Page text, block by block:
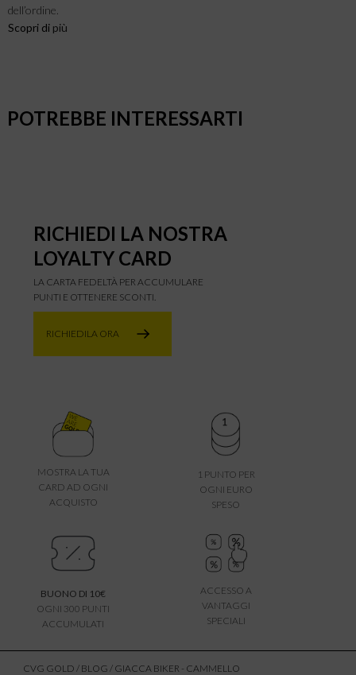
dell’ordine.
Scopri di più
POTREBBE INTERESSARTI
RICHIEDI LA NOSTRA
LOYALTY CARD
LA CARTA FEDELTÀ PER ACCUMULARE
PUNTI E OTTENERE SCONTI.
RICHIEDILA ORA
MOSTRA LA TUA
CARD AD OGNI
ACQUISTO
1 PUNTO PER
OGNI EURO
SPESO
BUONO DI 10€
OGNI 300 PUNTI
ACCUMULATI
ACCESSO A
VANTAGGI
SPECIALI
CVG GOLD / BLOG / GIACCA BIKER - CAMMELLO